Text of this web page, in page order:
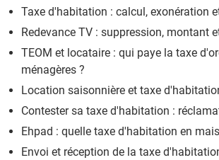
Taxe d'habitation : calcul, exonération
Redevance TV : suppression, montant
TEOM et locataire : qui paye la taxe
ménagères ?
Location saisonnière et taxe
Contester sa taxe d'habitation :
Ehpad : quelle taxe d'habitation en
Envoi et réception de la taxe